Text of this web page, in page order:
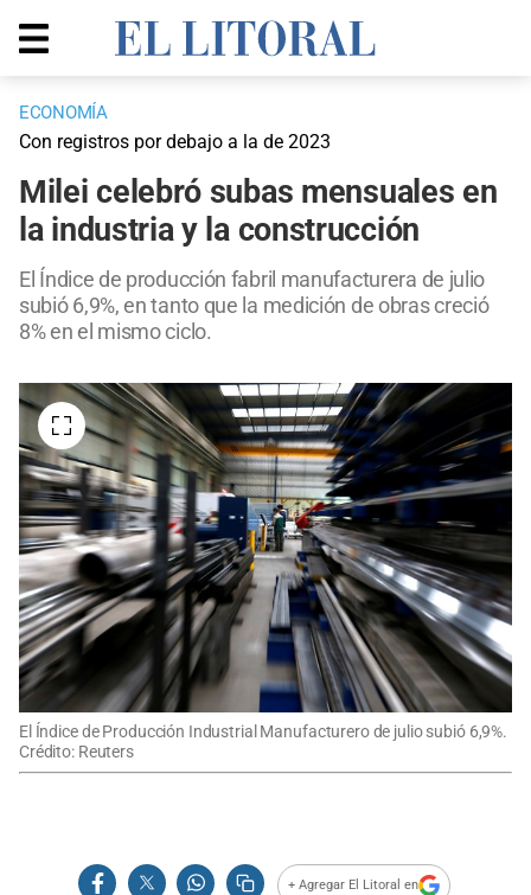
ECONOMÍA
Con registros por debajo a la de 2023
Milei celebró subas mensuales en
la industria y la construcción
El Índice de producción fabril manufacturera de julio
subió 6,9%, en tanto que la medición de obras creció
8% en el mismo ciclo.
El Índice de Producción Industrial Manufacturero de julio subió 6,9%.
Crédito: Reuters
+ Agregar El Litoral en